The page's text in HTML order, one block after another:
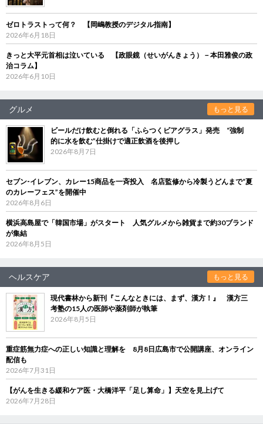
ゼロトラストって何？ 【岡嶋教授のデジタル指南】
2026年6月18日
きっと大平元首相は泣いている 【政眼鏡（せいがんきょう）－本田雅俊の政
治コラム】
2026年6月10日
グルメ もっと見る
ビールだけ飲むと倒れる「ふらつくビアグラス」発売 “強制
的に水を飲む”仕掛けで適正飲酒を後押し
2026年8月7日
セブン‐イレブン、カレー15商品を一斉投入 名店監修から冷製うどんまで“夏
のカレーフェス”を開催中
2026年8月6日
横浜高島屋で「韓国市場」がスタート 人気グルメから雑貨まで約30ブランド
が集結
2026年8月5日
ヘルスケア もっと見る
現代書林から新刊『こんなときには、まず、漢方！』 漢方三
考塾の15人の医師や薬剤師が執筆
2026年8月5日
重症筋無力症への正しい知識と理解を 8月8日広島市で公開講座、オンライン
配信も
2026年7月31日
【がんを生きる緩和ケア医・大橋洋平「足し算命」】天空を見上げて
2026年7月28日